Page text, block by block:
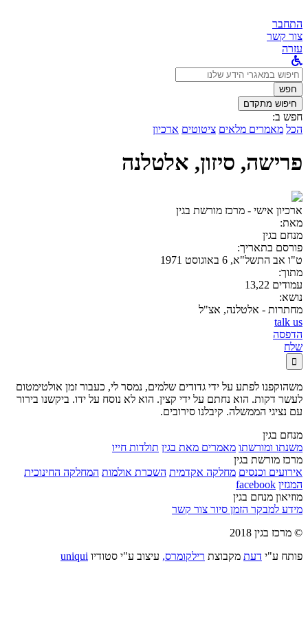
התחבר
צור קשר
עזרה
לחפש
ב:חפש
חיפוש מתקדם
חפש ב:
הכל מאמרים מלאים ציטוטים ארכיון
פרישה, סיזון, אלטלנה
ארכיון אישי - מרכז מורשת בגין
מאת:
מנחם בגין
פורסם בתאריך:
ט"ו אב התשל"א, 6 באוגוסט 1971
מתוך:
עמודים 13,22
נושא:
מחתרות - אלטלנה, אצ"ל
talk us
הדפסה
שלח

משהוקפנו לפתע על ידי גדודים שלמים, נמסר לי, כעבור זמן אולטימטום
לעשר דקות. הוא נחתם על ידי קצין. הוא לא נוסח על ידו. ביקשנו בירור
עם נציגי הממשלה. קיבלנו סירובים.
מנחם בגין
משנתו ומורשתו מאמרים מאת בגין תולדות חייו
מרכז מורשת בגין
אירועים וכנסים מחלקה אקדמית השכרת אולמות המחלקה החינוכית
המגזין facebook
מוזיאון מנחם בגין
מידע למבקר הזמן סיור צור קשר
© מרכז בגין 2018
פותח ע"י דעת מקבוצת רילקומרס, עיצוב ע"י סטודיו uniqui